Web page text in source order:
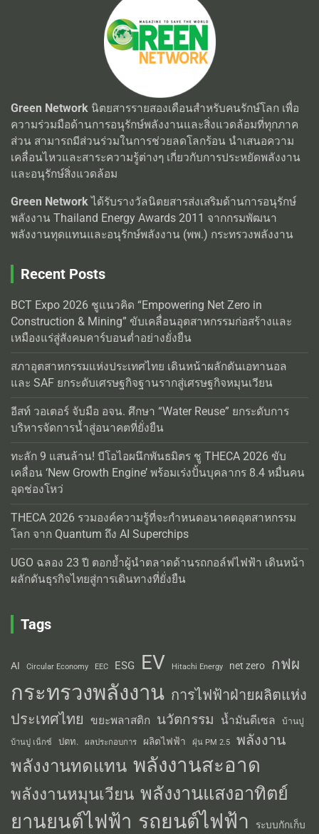
Green Network นิตยสารรายสองเดือนสำหรับคนรักษ์โลก เพื่อ
ความร่วมมือด้านการอนุรักษ์พลังงานและสิ่งแวดล้อมที่ทุกภาค
ส่วน สามารถมีส่วนร่วมในการช่วยลดโลกร้อน นำเสนอความ
เคลื่อนไหวและสาระความรู้ต่างๆ เกี่ยวกับการประหยัดพลังงาน
และอนุรักษ์สิ่งแวดล้อม
Green Networkได้รับรางวัลนิตยสารส่งเสริมด้านการอนุรักษ์
พลังงาน Thailand Energy Awards 2011 จากกรมพัฒนา
พลังงานทุดแทนและอนุรักษ์พลังงาน (พพ.) กระทรวงพลังงาน
Recent Posts
BCT Expo 2026 ชูแนวคิด “Empowering Net Zero in
Construction & Mining” ขับเคลื่อนอุตสาหกรรมก่อสร้างและ
เหมืองแร่สู่สังคมคาร์บอนต่ำอย่างยั่งยืน
สภาอุตสาหกรรมแห่งประเทศไทย เดินหน้าผลักดันเอทานอล
และ SAF ยกระดับเศรษฐกิจฐานรากสู่เศรษฐกิจหมุนเวียน
อีสท์ วอเตอร์ จับมือ อจน. ศึกษา “Water Reuse” ยกระดับการ
บริหารจัดการน้ำสู่อนาคตที่ยั่งยืน
ทะลัก 9 แสนล้าน! บีโอไอผนึกพันธมิตร ชู THECA 2026 ขับ
เคลื่อน ‘New Growth Engine’ พร้อมเร่งปั้นบุคลากร 8.4 หมื่นคน
อุดช่องโหว่
THECA 2026 รวมองค์ความรู้ที่จะกำหนดอนาคตอุตสาหกรรม
โลก จาก Quantum ถึง AI Superchips
UGO ฉลอง 23 ปี ตอกย้ำผู้นำตลาดด้านรถกอล์ฟไฟฟ้า เดินหน้า
ผลักดันธุรกิจไทยสู่การเดินทางที่ยั่งยืน
Tags
AI Circular Economy EEC ESG EV Hitachi Energy net zero กฟผ
กระทรวงพลังงาน การไฟฟ้าฝ่ายผลิตแห่ง
ประเทศไทย
ขยะพลาสติก นวัตกรรม น้ำมันดีเซล บ้านปู
บ้านปู เน็กซ์ ปตท. ผลประกอบการ ผลิตไฟฟ้า ฝุ่น PM 2.5 พลังงาน
พลังงานทดแทน พลังงานสะอาด
พลังงานหมุนเวียน พลังงานแสงอาทิตย์
ยานยนต์ไฟฟ้า รถยนต์ไฟฟ้า
ระบบกักเก็บ